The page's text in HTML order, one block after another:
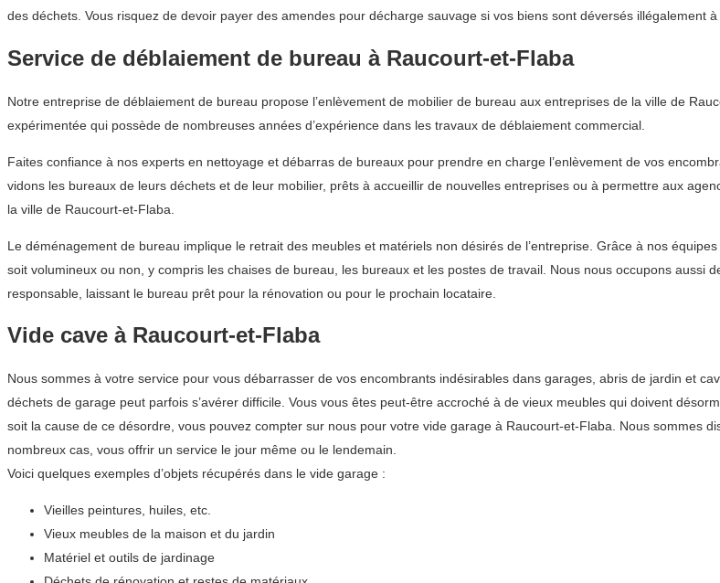
des déchets. Vous risquez de devoir payer des amendes pour décharge sauvage si vos biens sont déversés illégalement à
Service de déblaiement de bureau à Raucourt-et-Flaba
Notre entreprise de déblaiement de bureau propose l’enlèvement de mobilier de bureau aux entreprises de la ville de
expérimentée qui possède de nombreuses années d’expérience dans les travaux de déblaiement commercial.
Faites confiance à nos experts en nettoyage et débarras de bureaux pour prendre en charge l’enlèvement de vos
vidons les bureaux de leurs déchets et de leur mobilier, prêts à accueillir de nouvelles entreprises ou à permettre aux
la ville de Raucourt-et-Flaba.
Le déménagement de bureau implique le retrait des meubles et matériels non désirés de l’entreprise. Grâce à nos
soit volumineux ou non, y compris les chaises de bureau, les bureaux et les postes de travail. Nous nous occupons
responsable, laissant le bureau prêt pour la rénovation ou pour le prochain locataire.
Vide cave à Raucourt-et-Flaba
Nous sommes à votre service pour vous débarrasser de vos encombrants indésirables dans garages, abris de jardin et
déchets de garage peut parfois s’avérer difficile. Vous vous êtes peut-être accroché à de vieux meubles qui doivent
soit la cause de ce désordre, vous pouvez compter sur nous pour votre vide garage à Raucourt-et-Flaba. Nous sommes
nombreux cas, vous offrir un service le jour même ou le lendemain.
Voici quelques exemples d’objets récupérés dans le vide garage :
Vieilles peintures, huiles, etc.
Vieux meubles de la maison et du jardin
Matériel et outils de jardinage